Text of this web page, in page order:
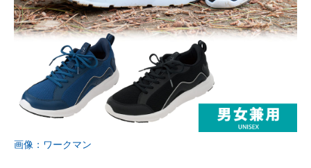
画像：ワークマン